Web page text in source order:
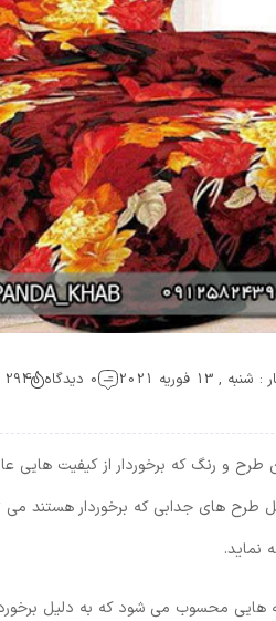
, 13 فوریه 2021 0 دیدگاه 294 بازدید
طرح و رنگ که برخوردار از کیفیت
های جدابی که برخوردار هستند می
نماید.
هایی محسوب می شود که به دلیل